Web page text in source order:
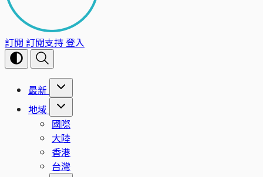
訂閱 訂閱支持登入
最新
地域
國際
大陸
香港
台灣